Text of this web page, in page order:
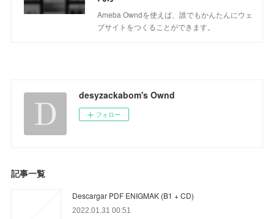
Ameba Owndを使えば、誰でもかんたんにウェ
ブサイトをつくることができます。
desyzackabom's Ownd
フォロー
記事一覧
Descargar PDF ENIGMAK (B1 + CD)
2022.01.31 00:51